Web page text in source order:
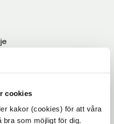
cookies
kakor (cookies) för att våra
som möjligt för dig.
del i
målet